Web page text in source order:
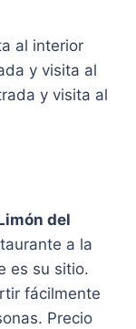
al interior
y visita al
y visita al
del
a la
es su sitio.
fácilmente
Precio